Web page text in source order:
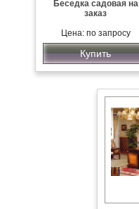
Беседка садовая на
заказ
Цена: по запросу
Купить